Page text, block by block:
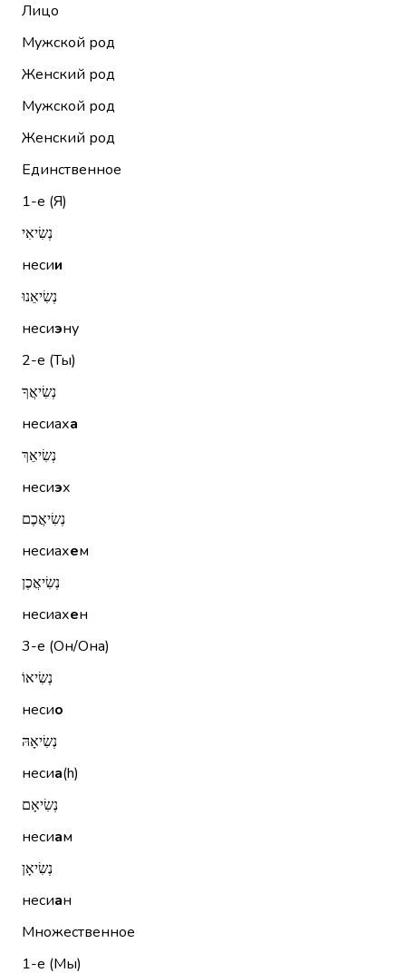
Лицо
Мужской род
Женский род
Мужской род
Женский род
Единственное
1-е (Я)
נְשִׂיאִי
несии
נְשִׂיאֵנוּ
несиэну
2-е (Ты)
נְשִׂיאֲךָ
несиаха
נְשִׂיאֵךְ
несиэх
נְשִׂיאֲכֶם
несиахем
נְשִׂיאֲכֶן
несиахен
3-е (Он/Она)
נְשִׂיאוֹ
несио
נְשִׂיאָהּ
несиа(h)
נְשִׂיאָם
несиам
נְשִׂיאָן
несиан
Множественное
1-е (Мы)